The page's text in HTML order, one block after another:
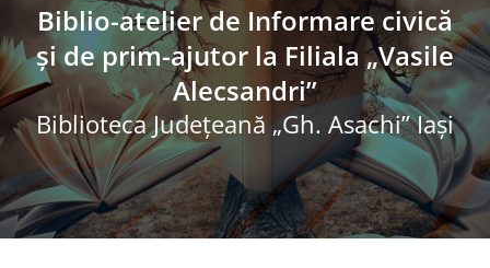
Ştiri şi evenimente
Programe şi proiecte
Interes public
Biblio-atelier de Informare civică
și de prim-ajutor la Filiala „Vasile
Alecsandri”
Biblioteca Judeţeană „Gh. Asachi” Iaşi